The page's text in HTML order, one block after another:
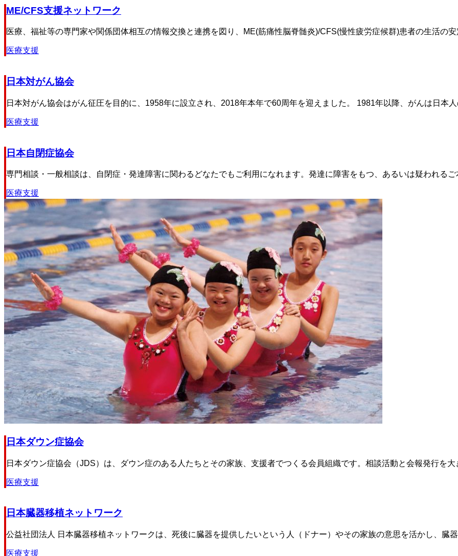
ME/CFS支援ネットワーク
医療、福祉等の専門家や関係団体相互の情報交換と連携を図り、ME(筋痛性脳脊髄炎)/CFS(慢性疲労症候群)患者の生活の安
医療支援
日本対がん協会
日本対がん協会はがん征圧を目的に、1958年に設立され、2018年本年で60周年を迎えました。 1981年以降、がんは日本人
医療支援
日本自閉症協会
専門相談・一般相談は、自閉症・発達障害に関わるどなたでもご利用になれます。発達に障害をもつ、あるいは疑われるご
医療支援
日本ダウン症協会
日本ダウン症協会（JDS）は、ダウン症のある人たちとその家族、支援者でつくる会員組織です。相談活動と会報発行を大
医療支援
日本臓器移植ネットワーク
公益社団法人 日本臓器移植ネットワークは、死後に臓器を提供したいという人（ドナー）やその家族の意思を活かし、臓
医療支援